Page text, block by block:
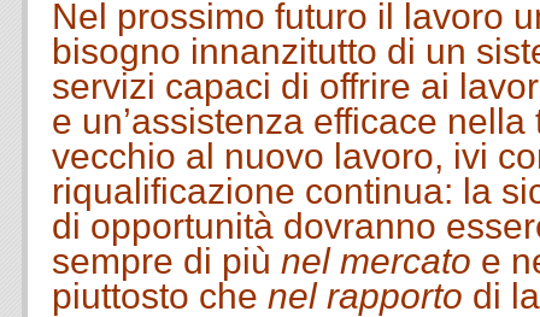
Nel prossimo futuro il lavoro
bisogno innanzitutto di un
servizi capaci di offrire ai
e un’assistenza efficace
vecchio al nuovo lavoro, ivi
riqualificazione continua: la
di opportunità dovranno
sempre di più nel mercato e
piuttosto che nel rapporto di